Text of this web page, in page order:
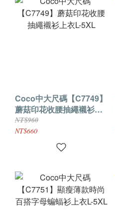
Coco中大尺碼【C7749】
蘑菇印花收腰抽繩襯衫上
衣L-5XL
NT$960
NT$660